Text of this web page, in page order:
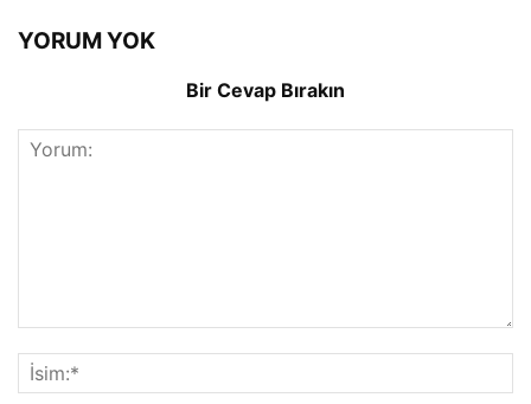
YORUM YOK
Bir Cevap Bırakın